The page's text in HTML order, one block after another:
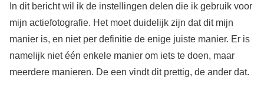
In dit bericht wil ik de instellingen delen die ik gebruik voor
mijn actiefotografie. Het moet duidelijk zijn dat dit mijn
manier is, en niet per definitie de enige juiste manier. Er is
namelijk niet één enkele manier om iets te doen, maar
meerdere manieren. De een vindt dit prettig, de ander dat.